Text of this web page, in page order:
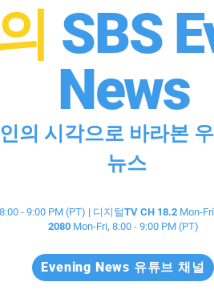
SBS
News
의 시각으로 바라본
뉴스
- 9:00 PM (PT) | 디지털TV CH 18.2 Mon-
2080 Mon-Fri, 8:00 - 9:00 PM (PT)
Evening News 유튜브 채널